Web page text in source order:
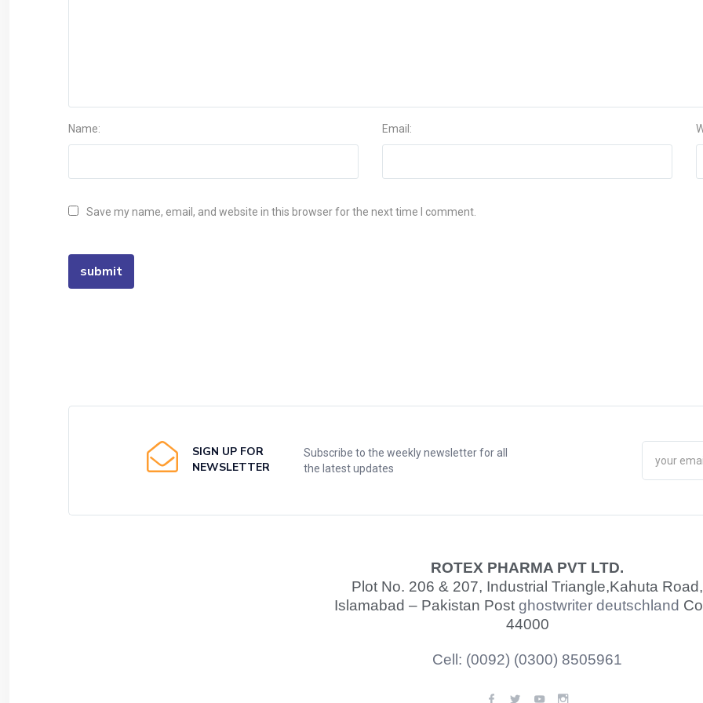
Name: Email:
Save my name, email, and website in this browser for the next time I comment.
SIGN UP FOR
NEWSLETTER
Subscribe to the weekly newsletter for all
the latest updates
ROTEX PHARMA PVT LTD.
Plot No. 206 & 207, Industrial Triangle,Kahuta Road,
Islamabad – Pakistan Post ghostwriter deutschland
44000
Cell: (0092) (0300) 8505961